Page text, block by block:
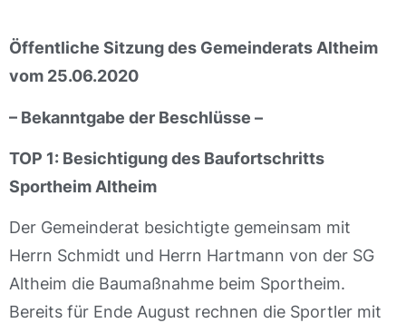
Öffentliche Sitzung des Gemeinderats Altheim
vom 25.06.2020
– Bekanntgabe der Beschlüsse –
TOP 1: Besichtigung des Baufortschritts
Sportheim Altheim
Der Gemeinderat besichtigte gemeinsam mit
Herrn Schmidt und Herrn Hartmann von der SG
Altheim die Baumaßnahme beim Sportheim.
Bereits für Ende August rechnen die Sportler mit